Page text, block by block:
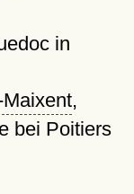
in
,
bei Poitiers